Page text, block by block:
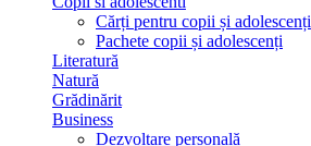
Cărți pentru copii și adolescenți
Pachete copii și adolescenți
Literatură
Natură
Grădinărit
Business
Dezvoltare personală